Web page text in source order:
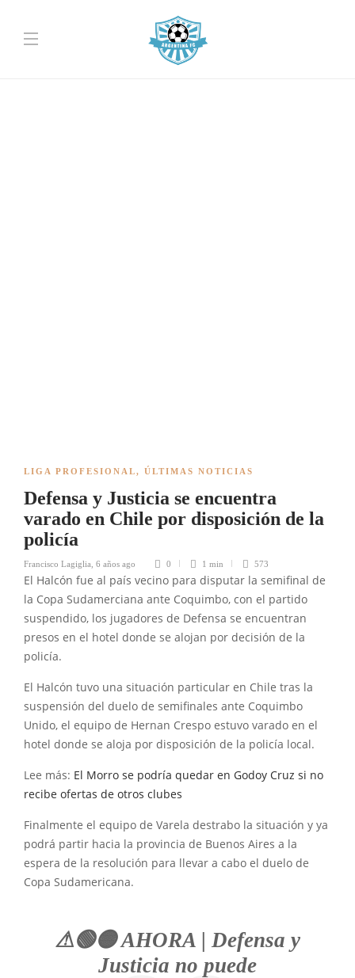
LIGA PROFESIONAL, ÚLTIMAS NOTICIAS
Defensa y Justicia se encuentra
varado en Chile por disposición de la
policía
Francisco Lagiglia 6 años ago 0 1 min 573
El Halcón fue al país vecino para disputar la semifinal de
la Copa Sudamerciana ante Coquimbo, con el partido
suspendido, los jugadores de Defensa se encuentran
presos en el hotel donde se alojan por decisión de la
policía.
El Halcón tuvo una situación particular en Chile tras la
suspensión del duelo de semifinales ante Coquimbo
Unido, el equipo de Hernan Crespo estuvo varado en el
hotel donde se aloja por disposición de la policía local.
Lee más: El Morro se podría quedar en Godoy Cruz si no
recibe ofertas de otros clubes
Finalmente el equipo de Varela destrabo la situación y ya
podrá partir hacia la provincia de Buenos Aires a la
espera de la resolución para llevar a cabo el duelo de
Copa Sudamericana.
⚠🟢🟡 AHORA | Defensa y
Justicia no puede